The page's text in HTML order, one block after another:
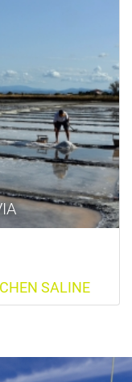
SALINE